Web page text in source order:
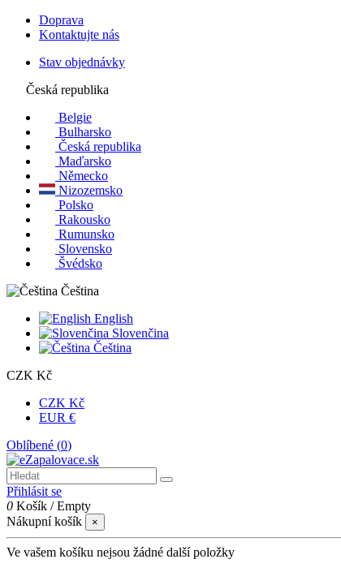
Doprava
Kontaktujte nás
Stav objednávky
Česká republika
Belgie
Bulharsko
Česká republika
Maďarsko
Německo
Nizozemsko
Polsko
Rakousko
Rumunsko
Slovensko
Švédsko
Čeština
English
Slovenčina
Čeština
CZK Kč
CZK Kč
EUR €
Oblíbené (0)
Přihlásit se
0 Košík /Empty
Nákupní košík
×
Ve vašem košíku nejsou žádné další položky